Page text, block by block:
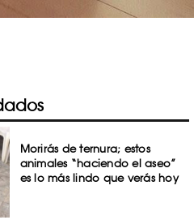
Morirás de ternura; estos
animales “haciendo el aseo”
es lo más lindo que verás hoy